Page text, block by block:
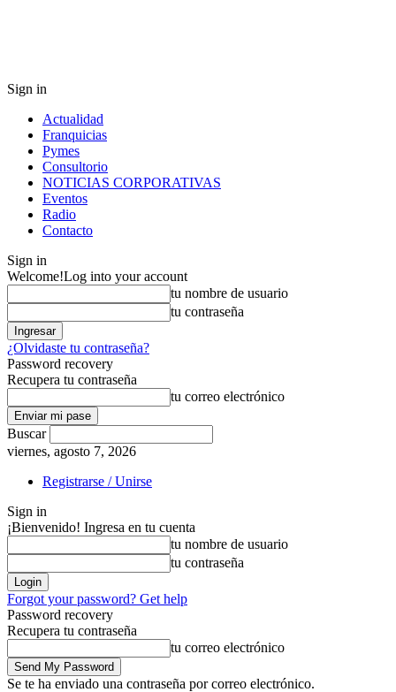
Sign in
Actualidad
Franquicias
Pymes
Consultorio
NOTICIAS CORPORATIVAS
Eventos
Radio
Contacto
Sign in
Welcome!Log into your account
tu nombre de usuario
tu contraseña
¿Olvidaste tu contraseña?
Password recovery
Recupera tu contraseña
tu correo electrónico
Buscar
viernes, agosto 7, 2026
Registrarse / Unirse
Sign in
¡Bienvenido! Ingresa en tu cuenta
tu nombre de usuario
tu contraseña
Forgot your password? Get help
Password recovery
Recupera tu contraseña
tu correo electrónico
Se te ha enviado una contraseña por correo electrónico.